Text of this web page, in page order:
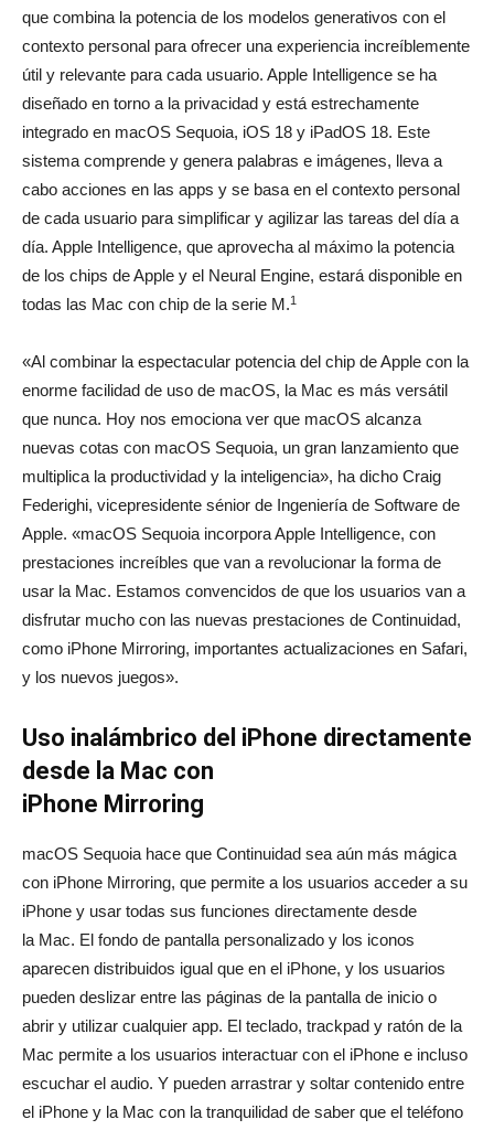
que combina la potencia de los modelos generativos con el
contexto personal para ofrecer una experiencia increíblemente
útil y relevante para cada usuario. Apple Intelligence se ha
diseñado en torno a la privacidad y está estrechamente
integrado en macOS Sequoia, iOS 18 y iPadOS 18. Este
sistema comprende y genera palabras e imágenes, lleva a
cabo acciones en las apps y se basa en el contexto personal
de cada usuario para simplificar y agilizar las tareas del día a
día. Apple Intelligence, que aprovecha al máximo la potencia
de los chips de Apple y el Neural Engine, estará disponible en
todas las Mac con chip de la serie M.1
«Al combinar la espectacular potencia del chip de Apple con la
enorme facilidad de uso de macOS, la Mac es más versátil
que nunca. Hoy nos emociona ver que macOS alcanza
nuevas cotas con macOS Sequoia, un gran lanzamiento que
multiplica la productividad y la inteligencia», ha dicho Craig
Federighi, vicepresidente sénior de Ingeniería de Software de
Apple. «macOS Sequoia incorpora Apple Intelligence, con
prestaciones increíbles que van a revolucionar la forma de
usar la Mac. Estamos convencidos de que los usuarios van a
disfrutar mucho con las nuevas prestaciones de Continuidad,
como iPhone Mirroring, importantes actualizaciones en Safari,
y los nuevos juegos».
Uso inalámbrico del iPhone directamente
desde la Mac con
iPhone Mirroring
macOS Sequoia hace que Continuidad sea aún más mágica
con iPhone Mirroring, que permite a los usuarios acceder a su
iPhone y usar todas sus funciones directamente desde
la Mac. El fondo de pantalla personalizado y los iconos
aparecen distribuidos igual que en el iPhone, y los usuarios
pueden deslizar entre las páginas de la pantalla de inicio o
abrir y utilizar cualquier app. El teclado, trackpad y ratón de la
Mac permite a los usuarios interactuar con el iPhone e incluso
escuchar el audio. Y pueden arrastrar y soltar contenido entre
el iPhone y la Mac con la tranquilidad de saber que el teléfono